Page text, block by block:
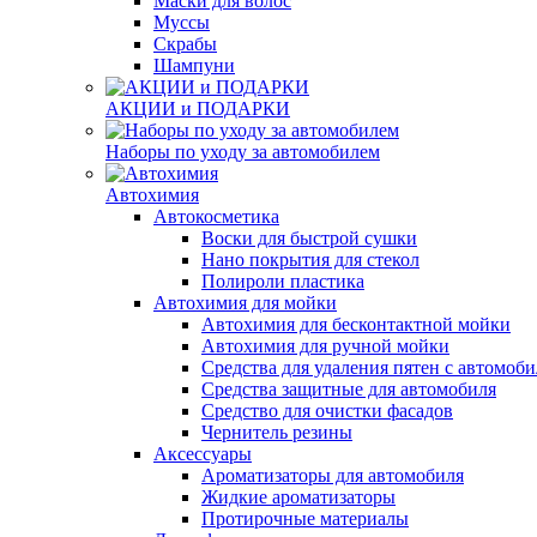
Муссы
Скрабы
Шампуни
АКЦИИ и ПОДАРКИ
Наборы по уходу за автомобилем
Автохимия
Автокосметика
Воски для быстрой сушки
Нано покрытия для стекол
Полироли пластика
Автохимия для мойки
Автохимия для бесконтактной мойки
Автохимия для ручной мойки
Средства для удаления пятен с
Средства защитные для автомобиля
Средство для очистки фасадов
Чернитель резины
Аксессуары
Ароматизаторы для автомобиля
Жидкие ароматизаторы
Протирочные материалы